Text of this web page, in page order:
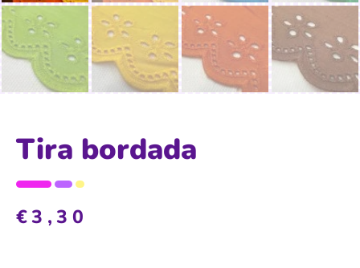
Tira bordada
€3,30